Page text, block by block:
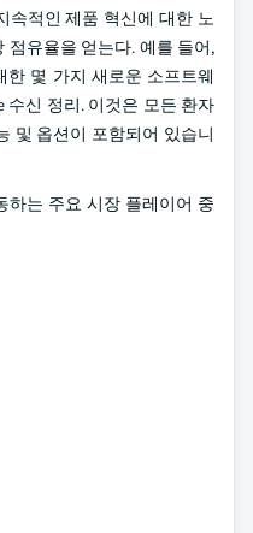
속적인 제품 혁신에 대한 노
점유율을 얻는다. 예를 들어,
한 몇 가지 새로운 소프트웨
수신 정리. 이것은 모든 환자
및 옵션이 포함되어 있습니
하는 주요 시장 플레이어 중